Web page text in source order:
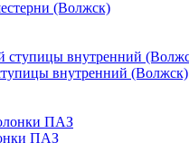
(Волжск)
внутренний (Волжск)
ПАЗ